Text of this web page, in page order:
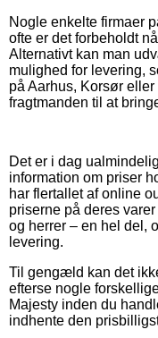
Nogle enkelte firmaer
ofte er det forbeholdt
Alternativt kan man
mulighed for levering,
på Aarhus, Korsør
fragtmanden til at
Det er i dag
information om priser
har flertallet af online
priserne på deres
og herrer – en hel del,
levering.
Til gengæld kan det
efterse nogle
Majesty inden du
indhente den